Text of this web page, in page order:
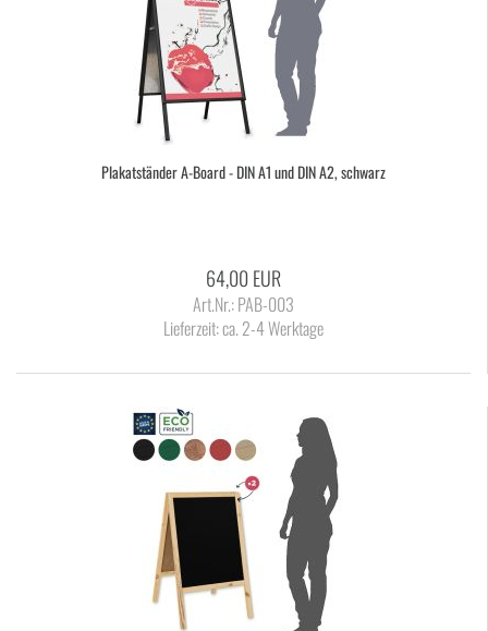
Pla­kat­stän­der A-​Board - DIN A1 und DIN A2, schwarz
64,00 EUR
Art.Nr.: PAB-003
Lieferzeit:ca. 2-4 Werktage